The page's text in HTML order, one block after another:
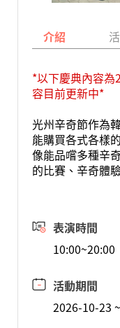
介紹
*以下慶典內容為
容目前更新中*
光州辛奇節作為
能購買各式各樣
像能品嚐多種辛
的比賽、辛奇體
表演時間
10:00~20:00
活動期間
2026-10-23